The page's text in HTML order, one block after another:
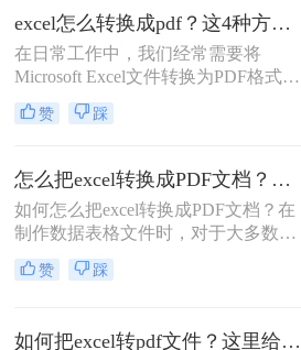
档。PDF文件具有跨平台兼容性好、
格式固定不易被篡改等优点，非常适
合用于这些场景。那么如何快速地将
excel表格转换为pdf文件格式呢？本文
将介绍几种快速将Excel表格转换为
PDF文件的方法。
excel怎么转换成pdf？这4种方法很实用！
在日常工作中，我们经常需要将
Microsoft Excel文件转换为PDF格式，
以保持数据的格式不变，便于分享和
打印。PDF格式的文件具有跨平台兼
起来都与原样一致。本文将详细介绍
excel怎么转换成pdf，无论您是在
Windows还是Mac OS上操作，都能找
到适用的方法。
赞 踩
怎么把excel转换成PDF文档？这4种方法任你选择！
如何怎么把excel转换成PDF文档？在
制作数据表格文件时，对于大多数人
会选择使用Excel文档。然而，由于
Excel格式的低兼容性，在将Excel表
赞 踩
如何把excel转pdf文件？这里给你分享这三种操作方法！